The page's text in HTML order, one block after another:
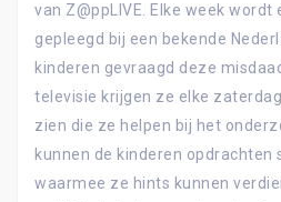
van Z@ppLIVE. Elke week wordt
gepleegd bij een bekende
kinderen gevraagd deze
televisie krijgen ze elke
zien die ze helpen bij het
kunnen de kinderen opdrachten
waarmee ze hints kunnen